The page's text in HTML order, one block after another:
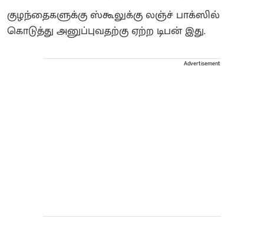
குழந்தைகளுக்கு ஸ்கூலுக்கு லஞ்ச் பாக்ஸில்
கொடுத்து அனுப்புவதற்கு ஏற்ற டிபன் இது.
Advertisement